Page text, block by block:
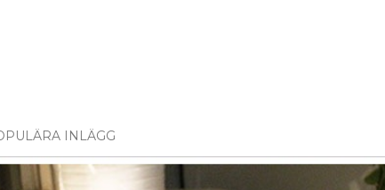
INLÄGG